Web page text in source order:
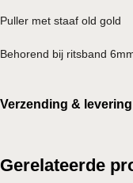
Puller met staaf old gold
Behorend bij ritsband
Verzending & levering
Gerelateerde